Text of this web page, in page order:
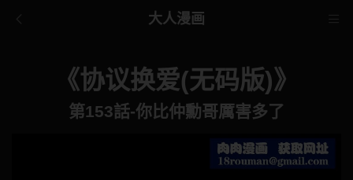
大人漫画
《协议换爱(无码版)》
第153話-你比仲勳哥厲害多了